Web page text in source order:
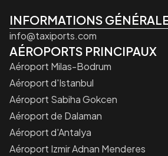
INFORMATIONS
info@taxiports.com
AÉROPORTS PRINCIPAUX
Aéroport Milas-Bodrum
Aéroport d'Istanbul
Aéroport Sabiha Gokcen
Aéroport de Dalaman
Aéroport d'Antalya
Aéroport Izmir Adnan Menderes